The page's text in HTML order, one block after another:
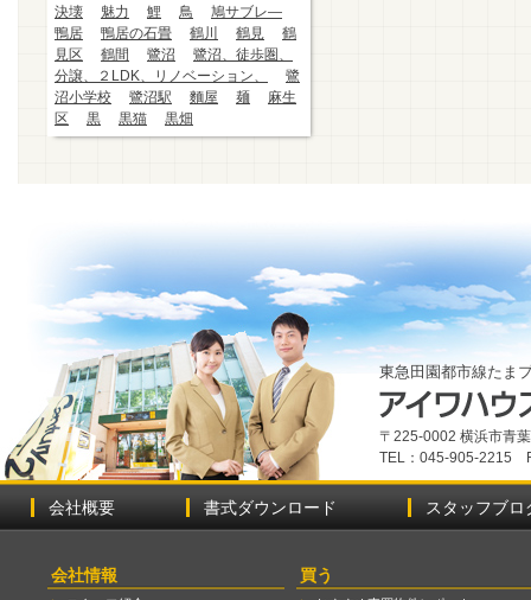
決壊
魅力 鯉 鳥
鳩サブレ―
鴨居
鴨居の石畳 鶴川 鶴見
鶴
見区
鶴間 鷺沼
鷺沼、徒歩圏、
分譲、２LDK、リノベーション、
鷺
沼小学校
鷺沼駅 麵屋 麺
麻生
区
黒 黒猫 黒畑
東急田園都市線たま
〒225-0002 横浜市青
TEL：045-905-2215
会社概要 書式ダウンロード スタッフブロ
会社情報 買う